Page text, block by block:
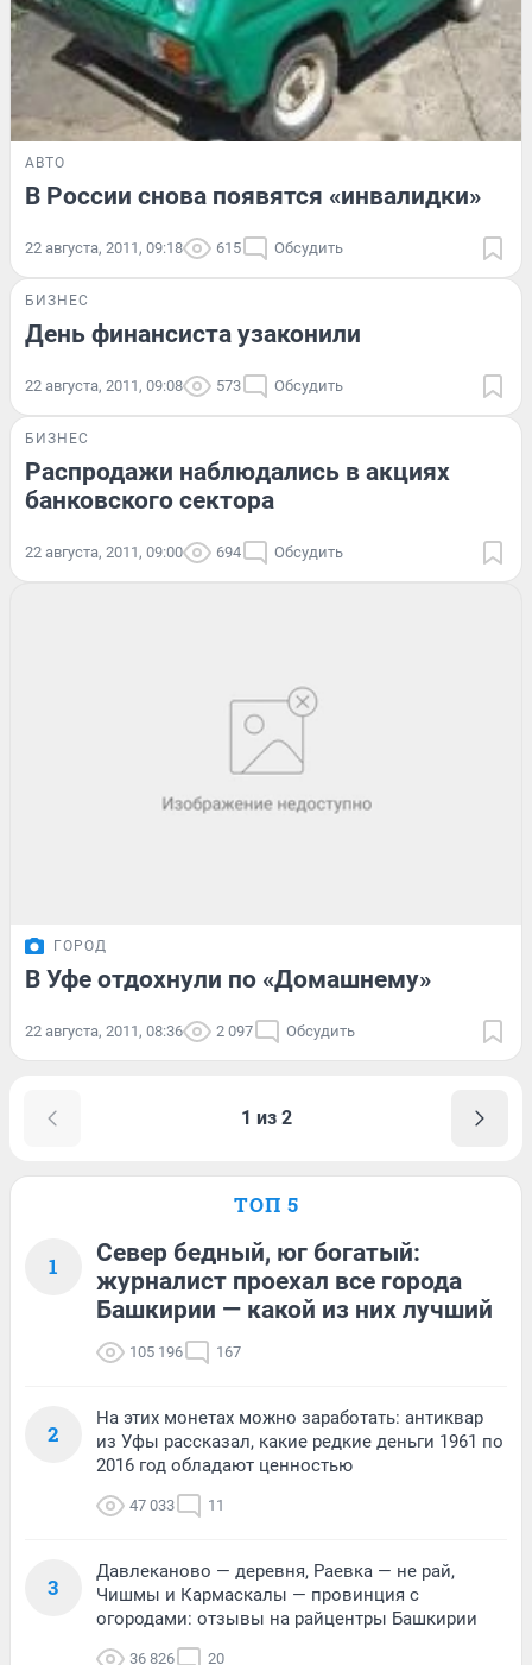
АВТО
В России снова появятся «инвалидки»
22 августа, 2011, 09:18 615 Обсудить
БИЗНЕС
День финансиста узаконили
22 августа, 2011, 09:08 573 Обсудить
БИЗНЕС
Распродажи наблюдались в акциях
банковского сектора
22 августа, 2011, 09:00 694 Обсудить
ГОРОД
В Уфе отдохнули по «Домашнему»
22 августа, 2011, 08:36 2 097 Обсудить
1 из 2
ТОП 5
1
Север бедный, юг богатый:
журналист проехал все города
Башкирии — какой из них лучший
105 196 167
2
На этих монетах можно заработать: антиквар
из Уфы рассказал, какие редкие деньги 1961 по
2016 год обладают ценностью
47 033 11
3
Давлеканово — деревня, Раевка — не рай,
Чишмы и Кармаскалы — провинция с
огородами: отзывы на райцентры Башкирии
36 826 20